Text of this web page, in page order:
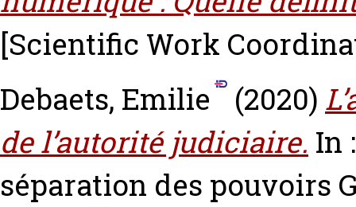
[Scientific Work
Debaets, Emilie
(2020)
de l’autorité judiciaire. In
séparation des pouvoirs